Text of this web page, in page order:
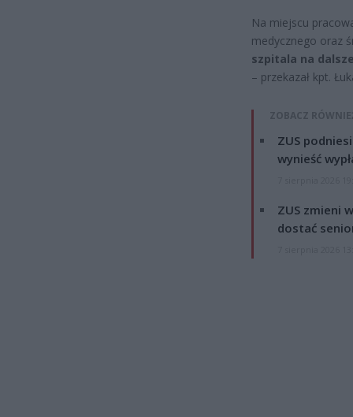
Na miejscu
medycznego oraz
szpitala na
– przekazał kpt.
ZOBACZ
ZUS
wynieść
ZUS zmieni
dostać